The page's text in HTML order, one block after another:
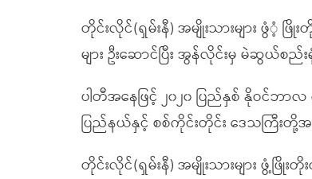
တိုင်းလိုင်(ရှမ်းနီ) အမျိုးသားများ ဖွံံ့ ဖ
များ ဦးဆောင်ပြီး အွန်လိုင်းမှ မဲဆွယ်စ
ပါတီအနေဖြင့် ၂၀၂၀ ပြည်နှစ် နိုဝင်
ပြည်နယ်နှင့် စစ်ကိုင်းတိုင်း ဒေသကြီး
တိုင်းလိုင်(ရှမ်းနီ) အမျိုးသားများ ဖွံ့ဖြိုးတို